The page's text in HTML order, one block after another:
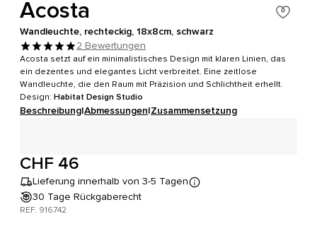
Acosta
Wandleuchte, rechteckig, 18x8cm, schwarz
2 Bewertungen
Acosta setzt auf ein minimalistisches Design mit klaren Linien, das
ein dezentes und elegantes Licht verbreitet. Eine zeitlose
Wandleuchte, die den Raum mit Präzision und Schlichtheit erhellt.
Design: Habitat Design Studio
Beschreibung|Abmessungen|Zusammensetzung
CHF 46
Lieferung innerhalb von 3-5 Tagen
30 Tage Rückgaberecht
REF. 916742